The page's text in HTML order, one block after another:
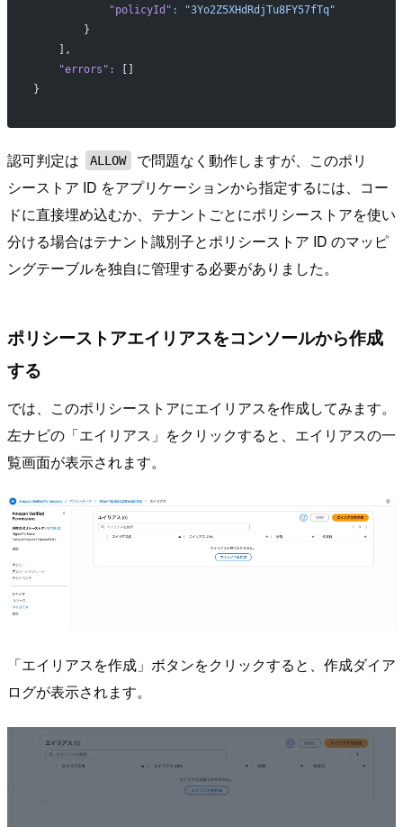
            "policyId"
:
"3Yo2Z5XHdRdjTu8FY57fTq"
        }
    ],
    "errors"
:
}
認可判定は ALLOW
で問題なく動作しますが、このポリ
シーストア ID をアプリケーションから指定するには、コー
ドに直接埋め込むか、テナントごとにポリシーストアを使い
分ける場合はテナント識別子とポリシーストア ID のマッピ
ングテーブルを独自に管理する必要がありました。
ポリシーストアエイリアスをコンソールから作成
する
では、このポリシーストアにエイリアスを作成してみます。
左ナビの「エイリアス」をクリックすると、エイリアスの一
覧画面が表示されます。
「エイリアスを作成」ボタンをクリックすると、作成ダイア
ログが表示されます。